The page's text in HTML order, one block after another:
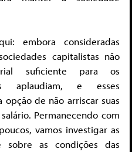
embora consideradas
capitalistas não
suficiente para os
aplaudiam, e esses
de não arriscar suas
Permanecendo com
vamos investigar as
sobre as condições das